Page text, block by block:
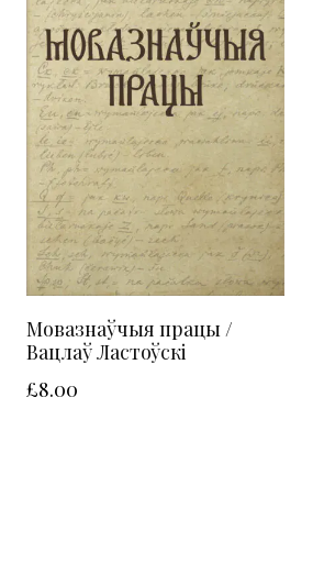
Мовазнаўчыя працы /
Вацлаў Ластоўскі
£8.00